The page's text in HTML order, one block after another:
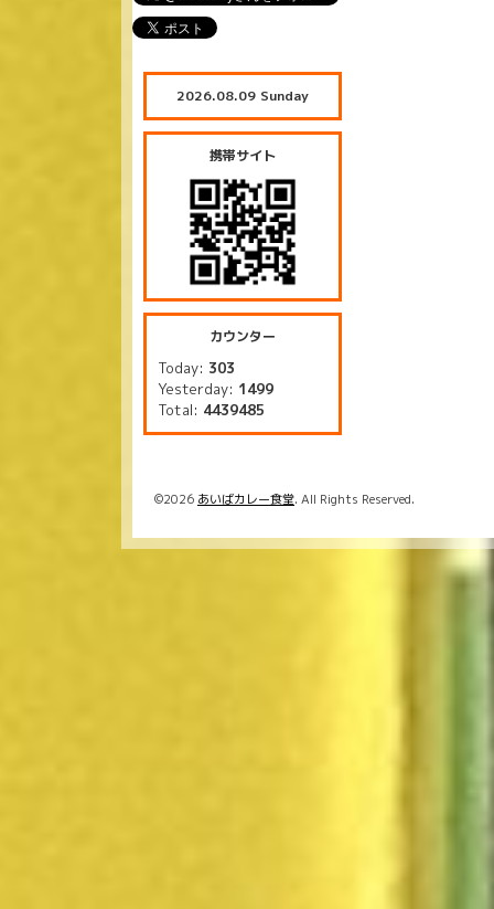
2026.08.09 Sunday
携帯サイト
カウンター
Today: 303
Yesterday: 1499
Total: 4439485
©2026 あいばカレー食堂. All Rights Reserved.